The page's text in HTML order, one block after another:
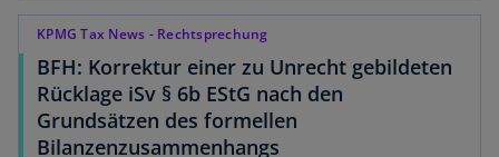
KPMG Tax News - Rechtsprechung
BFH: Korrektur einer zu Unrecht gebildeten
Rücklage iSv § 6b EStG nach den
Grundsätzen des formellen
Bilanzenzusammenhangs